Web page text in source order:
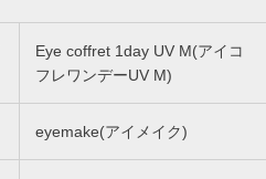
Eye coffret 1day UV M(アイコ
フレワンデーUV M)
eyemake(アイメイク)